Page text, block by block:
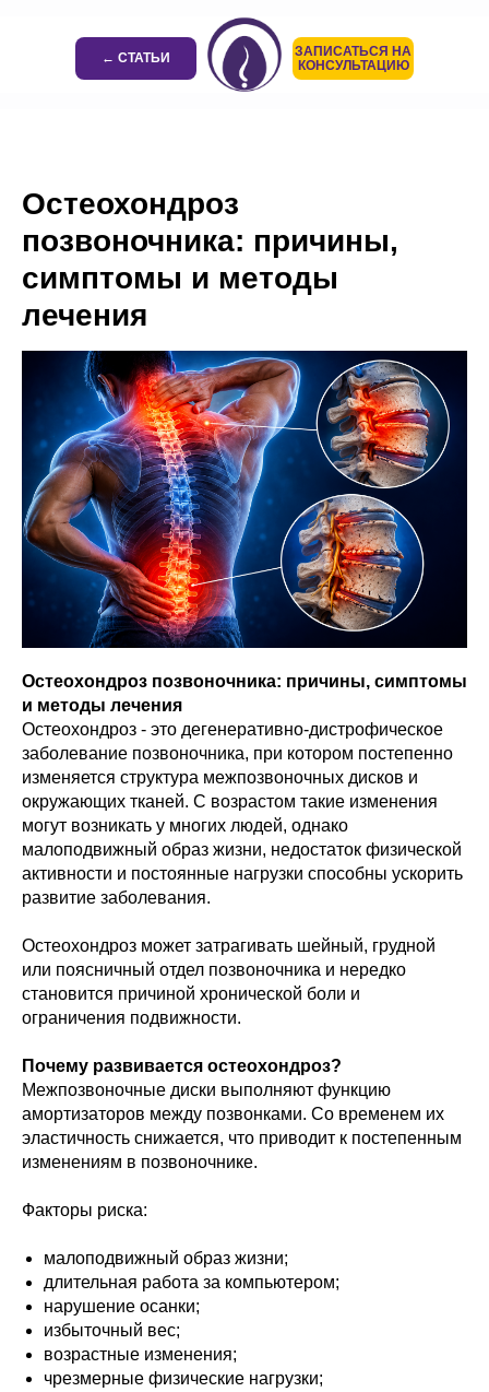
← СТАТЬИ
ЗАПИСАТЬСЯ НА
КОНСУЛЬТАЦИЮ
Остеохондроз
позвоночника: причины,
симптомы и методы
лечения
Остеохондроз позвоночника: причины, симптомы
и методы лечения
Остеохондроз - это дегенеративно-дистрофическое
заболевание позвоночника, при котором постепенно
изменяется структура межпозвоночных дисков и
окружающих тканей. С возрастом такие изменения
могут возникать у многих людей, однако
малоподвижный образ жизни, недостаток физической
активности и постоянные нагрузки способны ускорить
развитие заболевания.
Остеохондроз может затрагивать шейный, грудной
или поясничный отдел позвоночника и нередко
становится причиной хронической боли и
ограничения подвижности.
Почему развивается остеохондроз?
Межпозвоночные диски выполняют функцию
амортизаторов между позвонками. Со временем их
эластичность снижается, что приводит к постепенным
изменениям в позвоночнике.
Факторы риска:
малоподвижный образ жизни;
длительная работа за компьютером;
нарушение осанки;
избыточный вес;
возрастные изменения;
чрезмерные физические нагрузки;